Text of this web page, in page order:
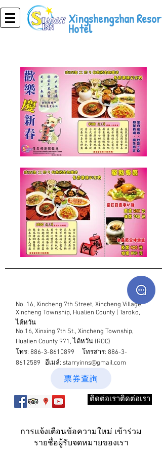
Xingshengzhan Resort
Hotel
No. 16, Xincheng 7th Street, Xincheng Village,
Xincheng Township, Hualien County | Taroko,
ไต้หวัน
No.16, Xinxing 7th St., Xincheng Township,
Hualien County 971, ไต้หวัน (ROC)
โทร: 886-3-8610899 โทรสาร: 886-3-
8612589 อีเมล์: starryinns@gmail.com
票券查詢
ติดต่อเราติดต่อเรา
การแจ้งเตือนข้อความใหม่ เข้าร่วม
รายชื่อผู้รับจดหมายของเรา